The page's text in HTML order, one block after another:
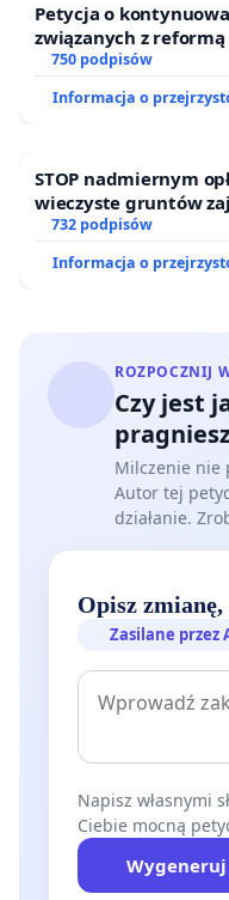
Petycja o
związanych z
750 podpisów
Informacja o
STOP nadmiernym
wieczyste gruntów
ogrody działkowe.
732 podpisów
Informacja o
ROZPOCZNIJ
Czy jest
Milczenie nie
Autor tej
działanie.
Opisz
Zasilane przez
Napisz własnymi
Ciebie mocną